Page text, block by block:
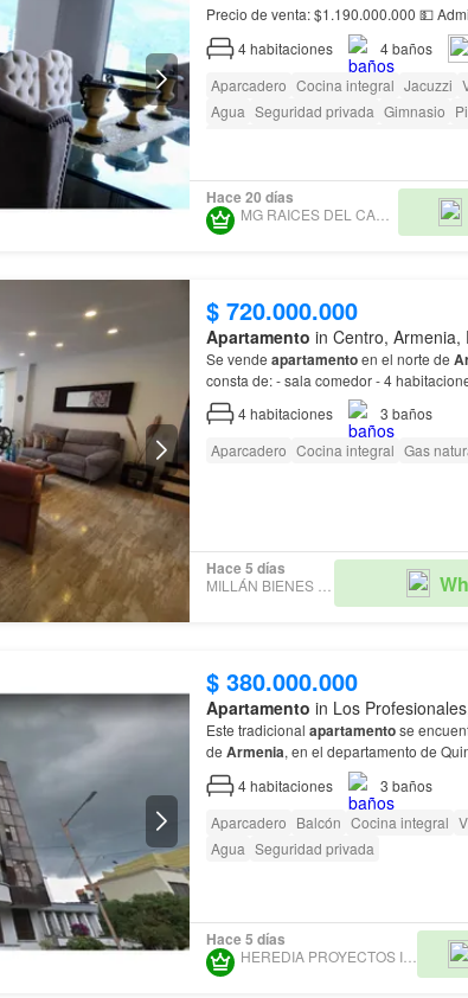
ubicado en Mocawa Plaza, uno de los
4habitaciones 4baños
Aparcadero Cocina integral Jacuzzi
Agua Seguridad privada Gimnasio
Hace 20 días
MG RAICES DEL CAFÉ INMOBILIARIA
$ 720.000.000
Apartamento in Centro,
Se vende apartamentoen el norte de
4habitaciones 3 baños
Aparcadero Cocina integral Gas
Hace 5 días
$ 380.000.000
Apartamento in Los
Este tradicional apartamentose
de Armenia, en el departamento de
4habitaciones 3 baños
Aparcadero Balcón Cocina integral
Agua Seguridad privada
Hace 5 días
HEREDIA PROYECTOS INMOBILIARIOS SAS